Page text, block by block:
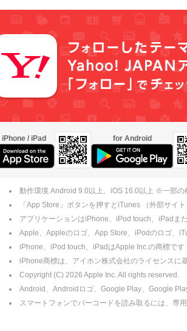
/ iPad for Android
動作環境 Android 9.0以上、iOS 16.0以上 ※一部の
「App Store」ボタンを押すとiTunes （外部サイ
アプリケーションはiPhone、iPod touch、iPadま
Apple、Appleのロゴ、App Store、iPodのロゴ、
iPhone、iPod touch、iPadはApple Inc.の商標です
iPhone商標は、アイホン株式会社のライセンスに
Copyright (C) 2026 Apple Inc. All rights reserved.
Android、Androidロゴ、Google Play、Google
スマートフォンでバーコードを読み取るには、専